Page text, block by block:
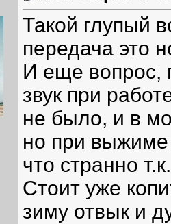
Такой глупый
передача это
И еще вопрос,
звук при
не было, и в
но при выжиме
что странно
Стоит уже
зиму отвык и